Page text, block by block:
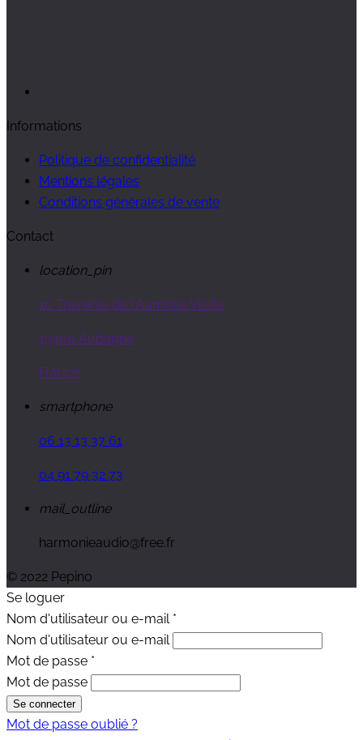
Informations
Politique de confidentialité
Mentions légales
Conditions générales de vente
Contact
location_pin
10 Traverse de l'Aumône Vieille
13400 Aubagne
France
smartphone
06 13 13 37 61
04 91 79 32 73
mail_outline
harmonieaudio@free.fr
© 2022 Pepino
Se loguer
Nom d'utilisateur ou e-mail *
Nom d'utilisateur ou e-mail
Mot de passe *
Mot de passe
Se connecter
Mot de passe oublié ?